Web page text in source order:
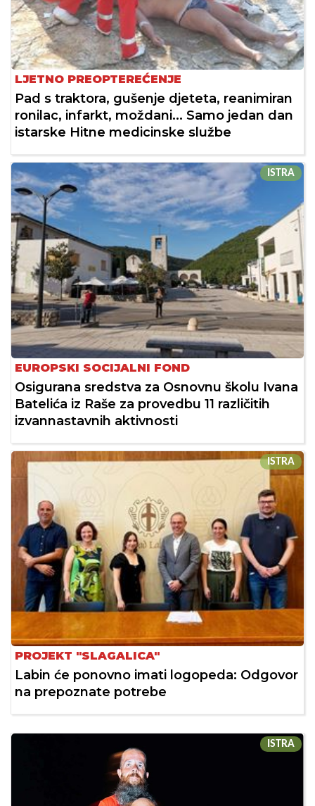
LJETNO PREOPTEREĆENJE
Pad s traktora, gušenje djeteta, reanimiran
ronilac, infarkt, moždani... Samo jedan dan
istarske Hitne medicinske službe
ISTRA
EUROPSKI SOCIJALNI FOND
Osigurana sredstva za Osnovnu školu Ivana
Batelića iz Raše za provedbu 11 različitih
izvannastavnih aktivnosti
ISTRA
PROJEKT "SLAGALICA"
Labin će ponovno imati logopeda: Odgovor
na prepoznate potrebe
ISTRA